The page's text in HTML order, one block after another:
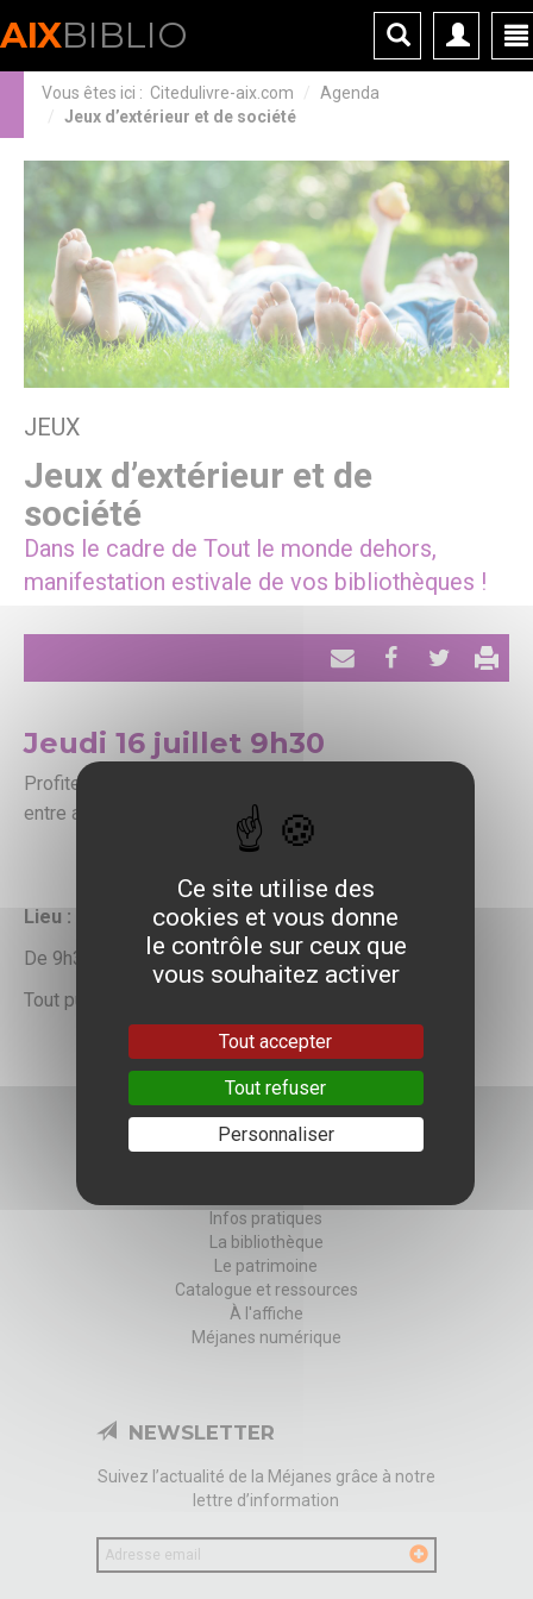
AIXBIBLIO
Vous êtes ici : Citedulivre-aix.com
Agenda
Jeux d’extérieur et de société
JEUX
Jeux d’extérieur et de
société
Dans le cadre de Tout le monde dehors,
manifestation estivale de vos bibliothèques !
Envoyer
email
PartagerTweeter
Jeudi 16 juillet 9h30
Profitez d’un instant de détente ludique, en famille ou
entre amis.
Retour vers toutes les dates
Lieu :
Bibliothèque des Deux Ormes
De 9h30 à 11h30
Tout public
Infos pratiques
La bibliothèque
Le patrimoine
Catalogue et ressources
À l'affiche
Méjanes numérique
NEWSLETTER
Suivez l’actualité de la Méjanes grâce à notre
lettre d’information
email
Ce site utilise des
cookies et vous donne
le contrôle sur ceux que
vous souhaitez activer
Tout accepter
Tout refuser
Personnaliser